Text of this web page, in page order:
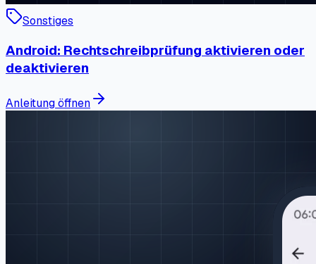
Sonstiges
Android: Rechtschreibprüfung aktivieren oder
deaktivieren
Anleitung öffnen